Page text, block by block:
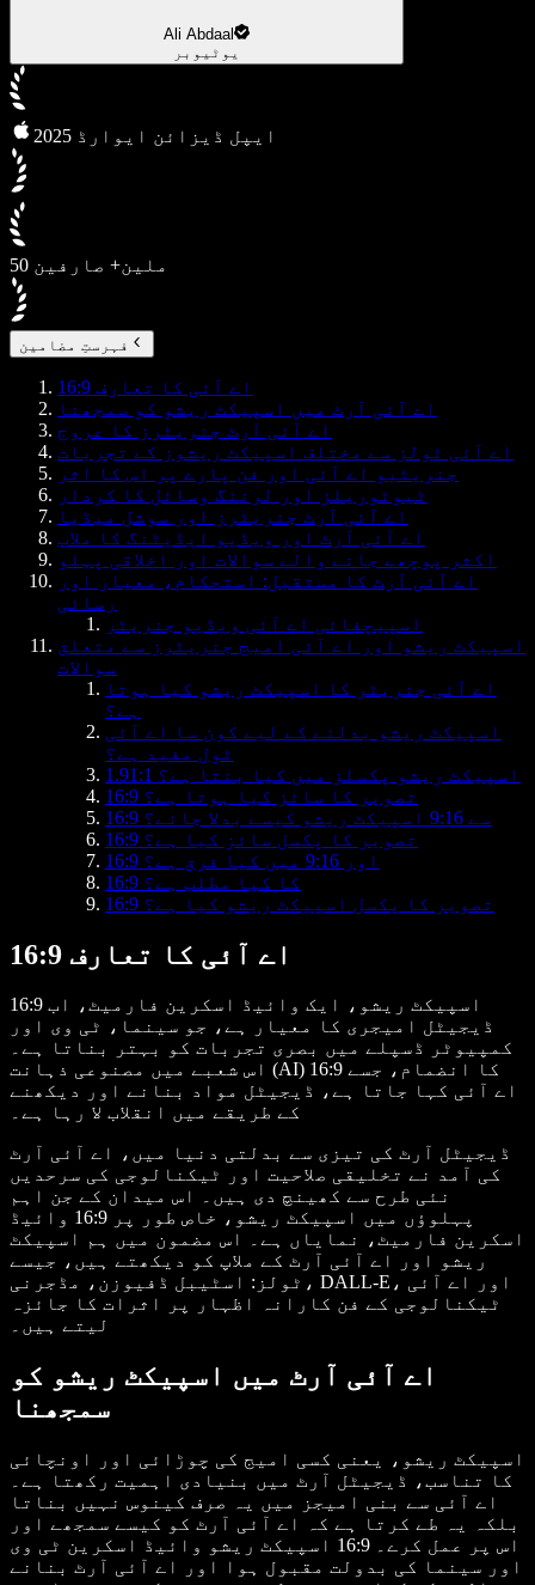
Ali Abdaal
یوٹیوبر
2025 ایپل ڈیزائن ایوارڈ
50 ملین+ صارفین
فہرستِ مضامین
16:9 اے آئی کا تعارف
اے آئی آرٹ میں اسپیکٹ ریشو کو سمجھنا
اے آئی آرٹ جنریٹرز کا عروج
اے آئی ٹولز سے مختلف اسپیکٹ ریشوز کے تجربات
جنریٹیو اے آئی اور فن پارے پر اس کا اثر
ٹیوٹوریلز اور لرننگ وسائل کا کردار
اے آئی آرٹ جنریٹرز اور سوشل میڈیا
اے آئی آرٹ اور ویڈیو ایڈیٹنگ کا ملاپ
اکثر پوچھے جانے والے سوالات اور اخلاقی پہلو
اے آئی آرٹ کا مستقبل: استحکام، معیار اور
رسائی
اسپیچفائی اے آئی ویڈیو جنریٹر
اسپیکٹ ریشو اور اے آئی امیج جنریٹرز سے متعلق
سوالات
اے آئی جنریٹر کا اسپیکٹ ریشو کیا ہوتا
ہے؟
اسپیکٹ ریشو بدلنے کے لیے کون سا اے آئی
ٹول مفید ہے؟
1.91:1 اسپیکٹ ریشو پکسلز میں کیا بنتا ہے؟
16:9 تصویر کا سائز کیا ہوتا ہے؟
16:9 سے 9:16 اسپیکٹ ریشو کیسے بدلا جائے؟
16:9 تصویر کا پکسل سائز کیا ہے؟
16:9 اور 9:16 میں کیا فرق ہے؟
16:9 کا کیا مطلب ہے؟
16:9 تصویر کا پکسل اسپیکٹ ریشو کیا ہے؟
16:9 اے آئی کا تعارف
16:9 اسپیکٹ ریشو، ایک وائیڈ اسکرین فارمیٹ، اب
ڈیجیٹل امیجری کا معیار ہے، جو سینما، ٹی وی اور
کمپیوٹر ڈسپلے میں بصری تجربات کو بہتر بناتا ہے۔
اس شعبے میں مصنوعی ذہانت (AI) کا انضمام، جسے 16:9
اے آئی کہا جاتا ہے، ڈیجیٹل مواد بنانے اور دیکھنے
کے طریقے میں انقلاب لا رہا ہے۔
ڈیجیٹل آرٹ کی تیزی سے بدلتی دنیا میں، اے آئی آرٹ
کی آمد نے تخلیقی صلاحیت اور ٹیکنالوجی کی سرحدیں
نئی طرح سے کھینچ دی ہیں۔ اس میدان کے جن اہم
پہلوؤں میں اسپیکٹ ریشو، خاص طور پر 16:9 وائیڈ
اسکرین فارمیٹ، نمایاں ہے۔ اس مضمون میں ہم اسپیکٹ
ریشو اور اے آئی آرٹ کے ملاپ کو دیکھتے ہیں، جیسے
ٹولز: اسٹیبل ڈفیوزن، مڈجرنی، DALL-E، اور اے آئی
ٹیکنالوجی کے فن کارانہ اظہار پر اثرات کا جائزہ
لیتے ہیں۔
اے آئی آرٹ میں اسپیکٹ ریشو کو
سمجھنا
اسپیکٹ ریشو، یعنی کسی امیج کی چوڑائی اور اونچائی
کا تناسب، ڈیجیٹل آرٹ میں بنیادی اہمیت رکھتا ہے۔
اے آئی سے بنی امیجز میں یہ صرف کینوس نہیں بناتا
بلکہ یہ طے کرتا ہے کہ اے آئی آرٹ کو کیسے سمجھے اور
اس پر عمل کرے۔ 16:9 اسپیکٹ ریشو وائیڈ اسکرین ٹی وی
اور سینما کی بدولت مقبول ہوا اور اے آئی آرٹ بنانے